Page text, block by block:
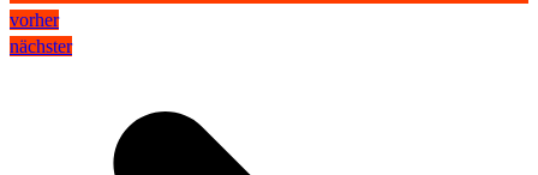
vorher
nächster